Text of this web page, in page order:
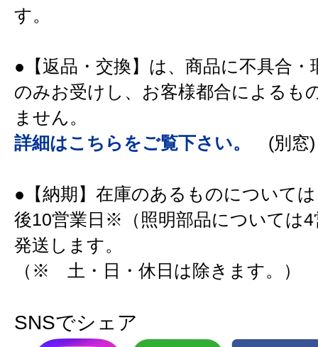
す。
●【返品・交換】は、商品に不具合・
のみお受けし、お客様都合によるも
ません。
詳細はこちらをご覧下さい。
(別窓)
●【納期】在庫のあるものについて
後10営業日※（照明部品については4
発送します。
（※ 土・日・休日は除きます。）
SNSでシェア